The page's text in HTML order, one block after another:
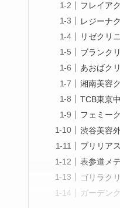
フレイア
レジーナ
リゼクリ
ブランク
あおばク
湘南美容
TCB東京
フェミー
渋谷美容
ブリリア
表参道メ
ゴリラク
ガーデン